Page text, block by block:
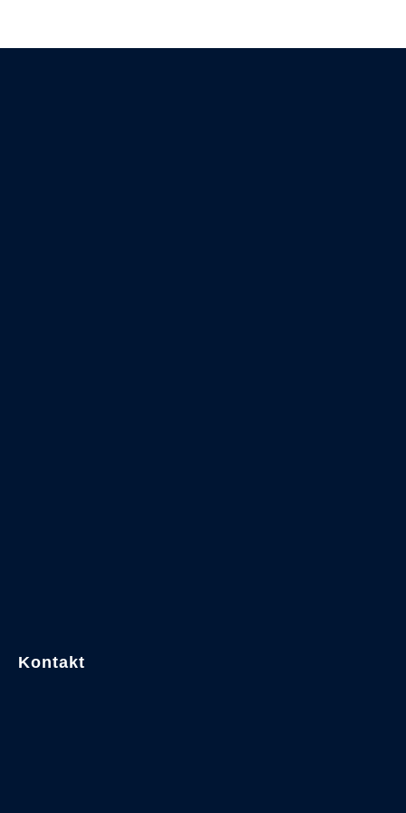
Kontakt